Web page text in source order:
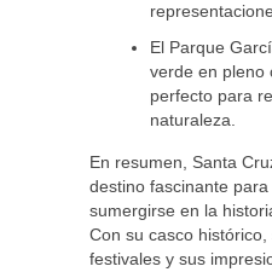
El Parque
verde en pleno
perfecto para
naturaleza.
En resumen, Santa
destino fascinante
sumergirse en la
Con su casco
festivales y sus